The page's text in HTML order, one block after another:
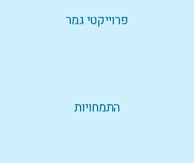
פרוייקטי גמר
התמחויות